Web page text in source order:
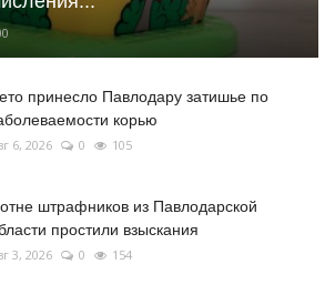
принесло Павлодару затишье по
корью
6, 2026 0 105
штрафников из Павлодарской
простили взыскания
3, 2026 0 154